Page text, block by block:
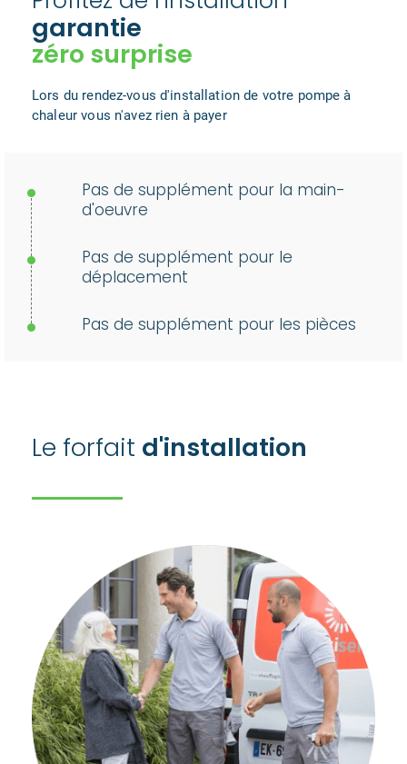
garantie
zéro surprise
Lors du rendez-vous d'installation de votre pompe à
chaleur vous n'avez rien à payer
Pas de supplément pour la main-
d'oeuvre
Pas de supplément pour le
déplacement
Pas de supplément pour les pièces
Le forfait d'installation